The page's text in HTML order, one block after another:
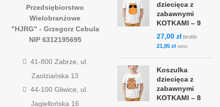
Przedsiębiorstwo
Wielobranżowe
"HJRG" - Grzegorz Cebula
NIP 6312195695
41-800 Zabrze, ul.
Zaolziańska 13
44-100 Gliwice, ul.
Jagiellońska 16
dziecięca z
zabawnymi
KOTKAMI – 9
27,00 zł brutto
21,95 zł netto
Koszulka
dziecięca z
zabawnymi
KOTKAMI – 8